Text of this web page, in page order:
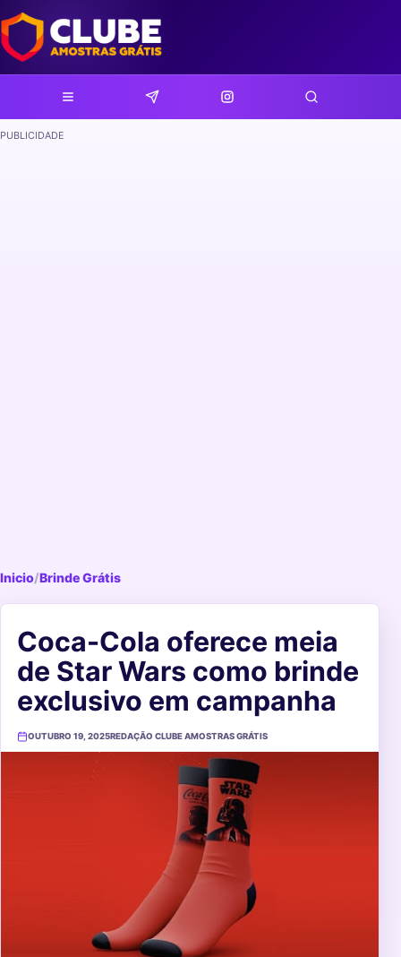
PUBLICIDADE
Inicio/Brinde Grátis
Coca-Cola oferece meia
de Star Wars como brinde
exclusivo em campanha
OUTUBRO 19, 2025REDAÇÃO CLUBE AMOSTRAS GRÁTIS